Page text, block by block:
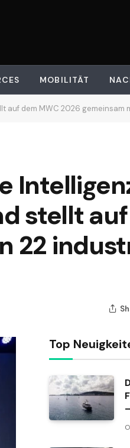
MOBILITÄT
2026 gemeinsam mit Partnern 22
stellt
22
Top